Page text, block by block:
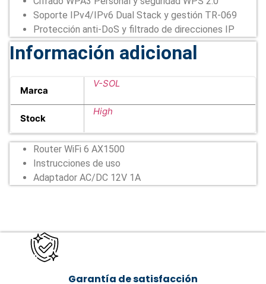
Soporte IPv4/IPv6 Dual Stack y gestión TR-069
Protección anti-DoS y filtrado de direcciones IP
Información adicional
Marca
V-SOL
Stock
High
Router WiFi 6 AX1500
Instrucciones de uso
Adaptador AC/DC 12V 1A
Garantía de satisfacción